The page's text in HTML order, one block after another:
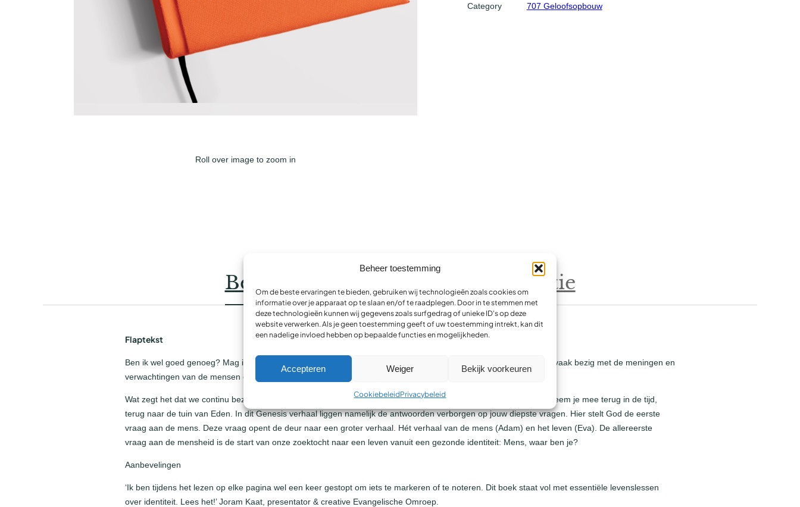
Beheer toestemming
Om de beste ervaringen te bieden, gebruiken wij technologieën zoals cookies om
informatie over je apparaat op te slaan en/of te raadplegen. Door in te stemmen met
deze technologieën kunnen wij gegevens zoals surfgedrag of unieke ID's op deze
website verwerken. Als je geen toestemming geeft of uw toestemming intrekt, kan dit
een nadelige invloed hebben op bepaalde functies en mogelijkheden.
Accepteren Weiger Bekijk voorkeuren
CookiebeleidPrivacybeleid
Roll over image to zoom in
e
Category 707 Geloofsopbouw
Beschrijving Bijkomende informatie
Flaptekst
Ben ik wel goed genoeg? Mag ik er écht zijn? Waarom vergelijk ik mezelf steeds met anderen? Waarom ben ik zo vaak bezig met de meningen en
verwachtingen van de mensen om mij heen?
Wat zegt het dat we continu bezig zijn met de goedkeuring van wie we zijn? Waar komt deze onrust vandaan? Ik neem je mee terug in de tijd,
terug naar de tuin van Eden. In dit Genesis verhaal liggen namelijk de antwoorden verborgen op jouw diepste vragen. Hier stelt God de eerste
vraag aan de mens. Deze vraag opent de deur naar een groter verhaal. Hét verhaal van de mens (Adam) en het leven (Eva). De allereerste
vraag aan de mensheid is de start van onze zoektocht naar een leven vanuit een gezonde identiteit: Mens, waar ben je?
Aanbevelingen
‘Ik ben tijdens het lezen op elke pagina wel een keer gestopt om iets te markeren of te noteren. Dit boek staat vol met essentiële levenslessen
over identiteit. Lees het!’ Joram Kaat, presentator & creative Evangelische Omroep.